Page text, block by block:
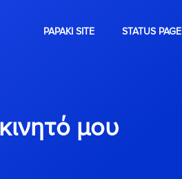
PAPAKI SITE STATUS PAGE
μου